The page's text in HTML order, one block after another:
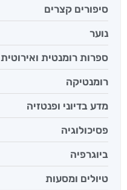
סיפורים קצרים
נוער
ספרות רומנטית ואירוטית
רומנטיקה
מדע בדיוני ופנטזיה
פסיכולוגיה
ביוגרפיה
טיולים ומסעות